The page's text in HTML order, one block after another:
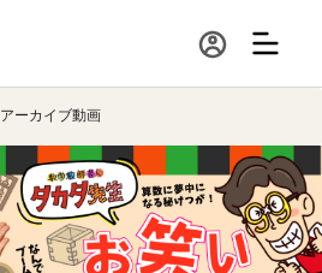
アーカイブ動画